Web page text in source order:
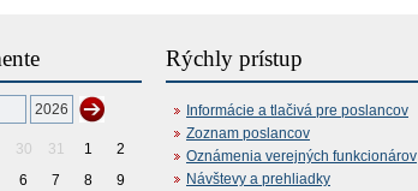
30 31 1
2
6 7 8
9
Rýchly prístup
Informácie a tlačivá pre poslancov
Zoznam poslancov
Oznámenia verejných funkcionárov
Návštevy a prehliadky